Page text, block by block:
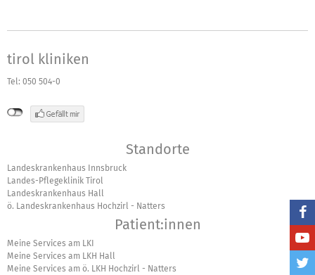
tirol kliniken
Tel: 050 504-0
Standorte
Landeskrankenhaus Innsbruck
Landes-Pflegeklinik Tirol
Landeskrankenhaus Hall
ö. Landeskrankenhaus Hochzirl - Natters
Patient:innen
Meine Services am LKI
Meine Services am LKH Hall
Meine Services am ö. LKH Hochzirl - Natters